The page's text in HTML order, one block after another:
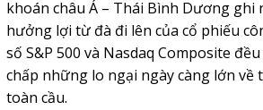
khoán châu Á – Thái Bình Dươngghi
hưởng lợi từ đà đi lên của cổ phiếu
số S&P 500 và Nasdaq Composite
chấp những lo ngại ngày càng lớn về
toàn cầu.